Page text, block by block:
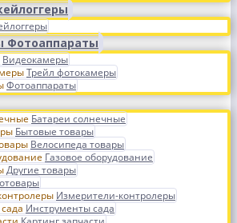
Фотоаппараты
Видеокамеры
Трейл фотокамеры
Фотоаппараты
Батареи солнечные
Бытовые товары
Велосипеда товары
Газовое оборудование
Другие товары
Измерители-контролеры
Инструменты сада